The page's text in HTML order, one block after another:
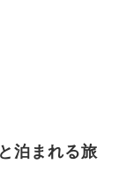
泊まれる旅